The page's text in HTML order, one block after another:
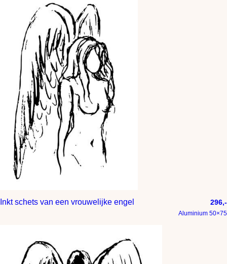
Inkt schets van een vrouwelijke engel 296,-
Aluminium 50×75